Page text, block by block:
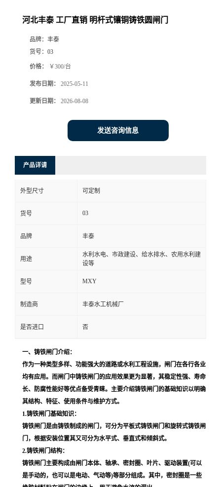
河北丰泰 工厂直销 明杆式镶铜铸铁圆闸门
品牌： 丰泰
货号： 03
价格： ￥300/台
发布日期： 2025-05-11
更新日期： 2026-08-08
发送咨询信息
产品详请
外型尺寸 可定制
货号 03
品牌 丰泰
用途
水利水电、市政建设、给水排水、农用水利建
设等
型号 MXY
制造商 丰泰水工机械厂
是否进口 否
一、铸铁闸门介绍：
作为一种类型多样、功能强大的道路或水利工程设施，闸门在各行各业
均有应用。而闸门中铸铁闸门的应用效果更为显著，其稳定性强、寿命
长、防腐性能好等优点备受青睐。主要介绍铸铁闸门的基础知识以明确
其结构、特征、使用条件与维护方式。
1.铸铁闸门基础知识：
铸铁闸门是由铸铁制成的闸门，可分为平板式铸铁闸门和旋转式铸铁闸
门，根据安装位置其又可分为水平式、垂直式和倾斜式。
2.铸铁闸门结构：
铸铁闸门主要构成由闸门本体、轴承、密封圈、叶片、驱动装置(可以
是手动的，也可以是电动、气动等)等部分组成。其中，密封圈是一些